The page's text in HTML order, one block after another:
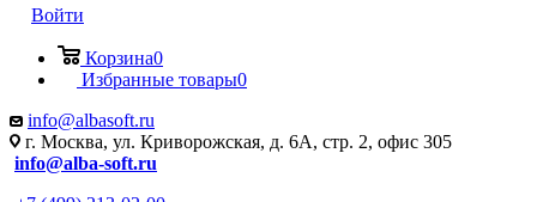
Войти
Корзина0
Избранные товары0
info@albasoft.ru
г. Москва, ул. Криворожская, д. 6А, стр. 2, офис 305
info@alba-soft.ru